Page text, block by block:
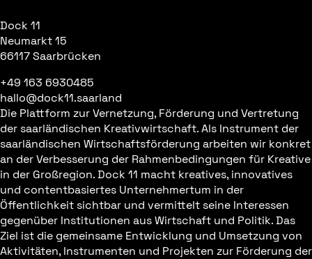
Dock 11
Neumarkt 15
66117 Saarbrücken
+49 163 6930485
hallo@dock11.saarland
Die Plattform zur Vernetzung, Förderung und Vertretung
der saarländischen Kreativwirtschaft. Als Instrument der
saarländischen Wirtschaftsförderung arbeiten wir konkret
an der Verbesserung der Rahmenbedingungen für Kreative
in der Großregion. Dock 11 macht kreatives, innovatives
und contentbasiertes Unternehmertum in der
Öffentlichkeit sichtbar und vermittelt seine Interessen
gegenüber Institutionen aus Wirtschaft und Politik. Das
Ziel ist die gemeinsame Entwicklung und Umsetzung von
Aktivitäten, Instrumenten und Projekten zur Förderung der